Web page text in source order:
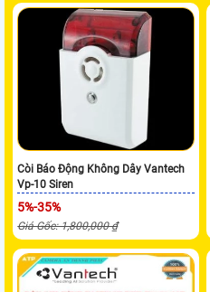
Còi Báo Động Không Dây Vantech
Vp-10 Siren
5%-35%
Giá Gốc: 1,800,000 ₫